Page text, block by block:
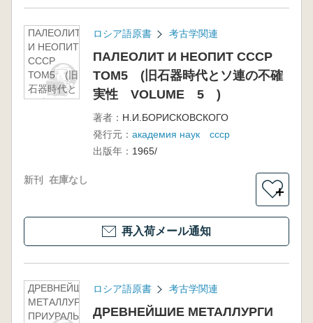
ПАЛЕОЛИТ
И НЕОПИТ
СССР
ТОМ5 (旧
石器時代と
ソ連の不確
ロシア語原書 考古学関連
ПАЛЕОЛИТ И НЕОПИТ СССР
ТОМ5 (旧石器時代とソ連の不確
実性 VOLUME 5 )
著者： Н.И.БОРИСКОВСКОГО
発行元： академия наук ссср
出版年： 1965/
新刊 在庫なし
＋
再入荷メール通知
ДРЕВНЕЙШИЕ
МЕТАЛЛУРГИ
ПРИУРАЛЬЯ
ロシア語原書 考古学関連
ДРЕВНЕЙШИЕ МЕТАЛЛУРГИ